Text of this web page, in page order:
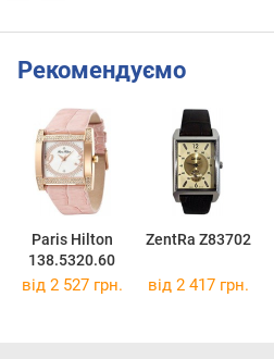
Рекомендуємо
Paris Hilton
138.5320.60
ZentRa Z83702
від 2 527 грн. від 2 417 грн.